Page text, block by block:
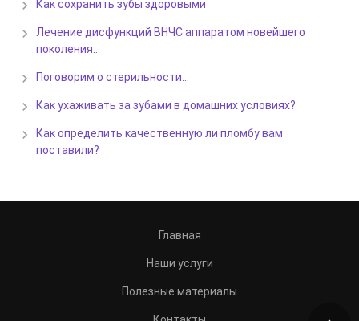
Как сохранить зубы здоровыми
Лечение дисфункций ВНЧС аппаратом новейшего
поколения…
Поговорим о стерильности…
Как ухаживать за зубами в домашних условиях?
Как определить качественную ли пломбу вам
поставили?
Главная
Наши услуги
Полезные материалы